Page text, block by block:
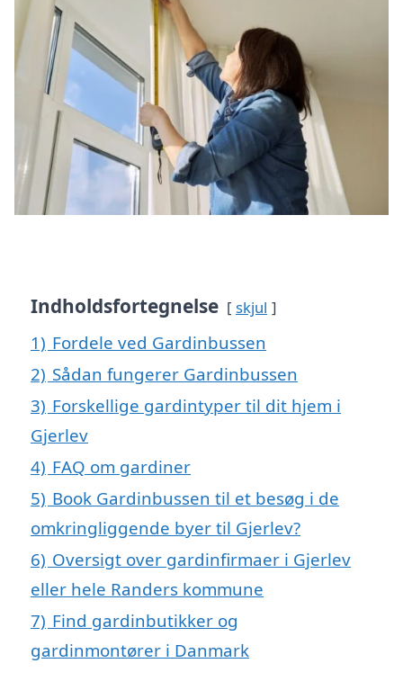
Indholdsfortegnelse skjul
1) Fordele ved Gardinbussen
2) Sådan fungerer Gardinbussen
3) Forskellige gardintyper til dit hjem i
Gjerlev
4) FAQ om gardiner
5) Book Gardinbussen til et besøg i de
omkringliggende byer til Gjerlev?
6) Oversigt over gardinfirmaer i Gjerlev
eller hele Randers kommune
7) Find gardinbutikker og
gardinmontører i Danmark